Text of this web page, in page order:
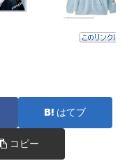
はてブ
コピー